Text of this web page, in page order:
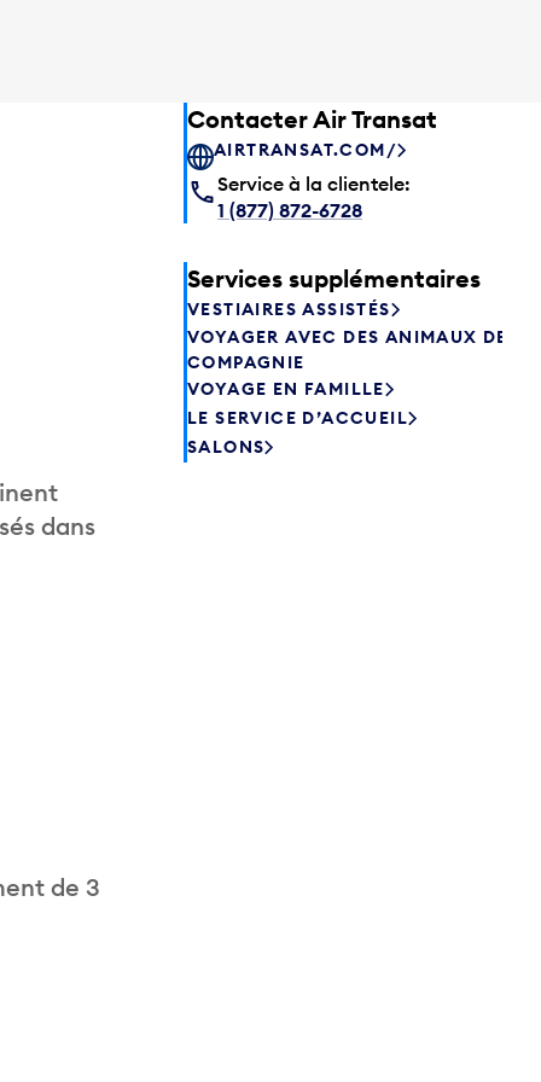
dans
de 3
Contacter Air Transat
AIRTRANSAT.COM/
Service à la clientele:
1 (877) 872-6728
Services supplémentaires
VESTIAIRES ASSISTÉS
VOYAGER AVEC DES ANIMAUX DE
COMPAGNIE
VOYAGE EN FAMILLE
LE SERVICE D’ACCUEIL
SALONS